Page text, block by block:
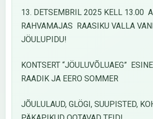
13. DETSEMBRIL 2025 KELL 13.00
RAHVAMAJAS RAASIKU VALLA
JÖULUPIDU!
KONTSERT “JÖULUVÕLUAEG”
RAADIK JA EERO SOMMER
JÕULULAUD, GLÖGI, SUUPISTED,